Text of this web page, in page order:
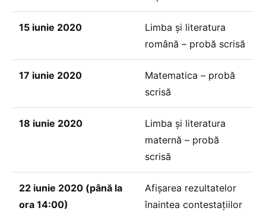
15 iunie 2020
Limba și literatura
română – probă scrisă
17 iunie 2020
Matematica – probă
scrisă
18 iunie 2020
Limba și literatura
maternă – probă
scrisă
22 iunie 2020 (până la
ora 14:00)
Afișarea rezultatelor
înaintea contestațiilor